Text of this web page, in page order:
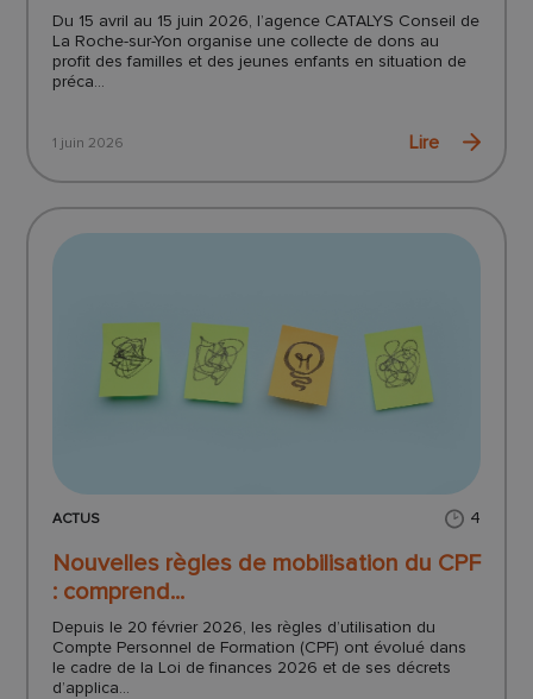
Du 15 avril au 15 juin 2026, l’agence CATALYS Conseil de
La Roche-sur-Yon organise une collecte de dons au
profit des familles et des jeunes enfants en situation de
préca...
1 juin 2026 Lire
ACTUS 4
Nouvelles règles de mobilisation du CPF
: comprend...
Depuis le 20 février 2026, les règles d’utilisation du
Compte Personnel de Formation (CPF) ont évolué dans
le cadre de la Loi de finances 2026 et de ses décrets
d’applica...